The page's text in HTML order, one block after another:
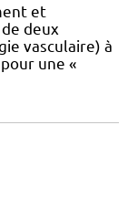
et
deux
vasculaire) à
une «